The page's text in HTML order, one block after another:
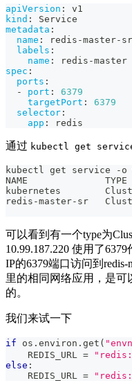
apiVersion :
v1
kind :
Service
metadata :
name : redis -master- sr
labels :
name : redis -master
spec :
ports :
-
port :
6379
targetPort :
6379
selector :
app : redis
通过 kubectl get
kubectl get service -o
NAME              TYPE
kubernetes
redis-master-sr
可以看到有一个type为
10.99.187.220 使用了
IP的6379端口访问到redis-
里的相同网络应用，是可
的。
我们来试一下
if os . environ . get (
    REDIS_URL
=
else :
    REDIS_URL
=